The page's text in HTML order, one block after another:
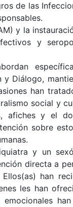
de las
y la
y
Diálogo,
han
social y
afiches y el
sobre
y un
directa a
han
les han